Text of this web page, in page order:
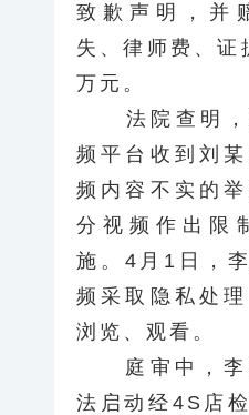
致歉声明，并
失、律师费、证
万元。
法院查明，
频平台收到刘
频内容不实的
分视频作出限
施。4月1日，
频采取隐私处
浏览、观看。
庭审中，李
法启动经4S店